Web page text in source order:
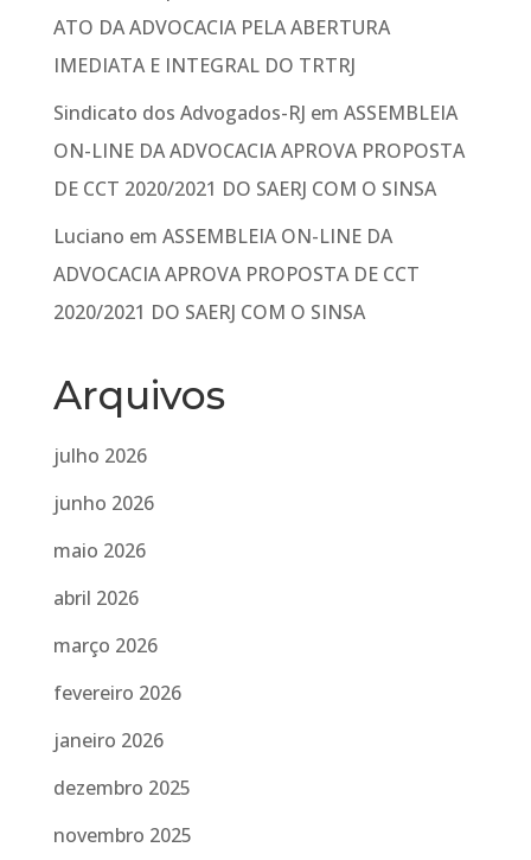
ATO DA ADVOCACIA PELA ABERTURA
IMEDIATA E INTEGRAL DO TRTRJ
Sindicato dos Advogados-RJ em ASSEMBLEIA
ON-LINE DA ADVOCACIA APROVA PROPOSTA
DE CCT 2020/2021 DO SAERJ COM O SINSA
Luciano em ASSEMBLEIA ON-LINE DA
ADVOCACIA APROVA PROPOSTA DE CCT
2020/2021 DO SAERJ COM O SINSA
Arquivos
julho 2026
junho 2026
maio 2026
abril 2026
março 2026
fevereiro 2026
janeiro 2026
dezembro 2025
novembro 2025